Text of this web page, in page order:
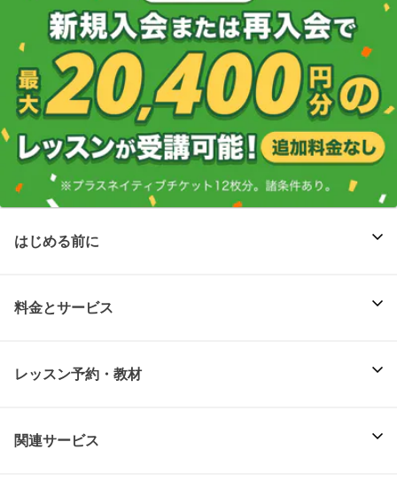
はじめる前に
料金とサービス
レッスン予約・教材
関連サービス